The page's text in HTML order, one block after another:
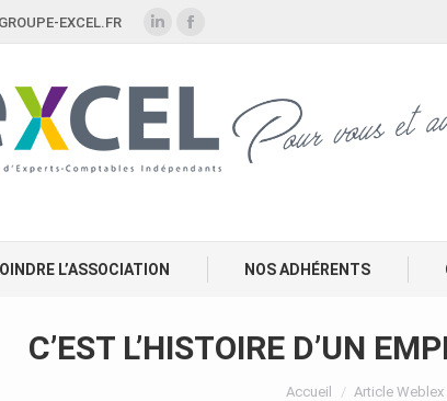
EXCEL.FR
L’ASSOCIATION NOS ADHÉRENTS
C’EST L’HISTOIRE D’UN
Vous êtes ici :
Accueil Article Weblex